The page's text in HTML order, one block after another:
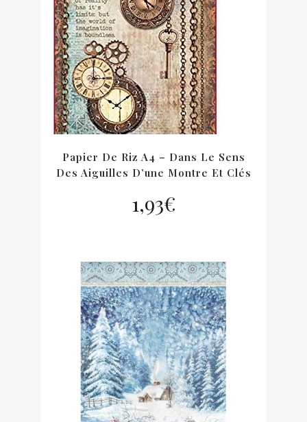
Papier De Riz A4 – Dans Le Sens
Des Aiguilles D’une Montre Et Clés
1,93€